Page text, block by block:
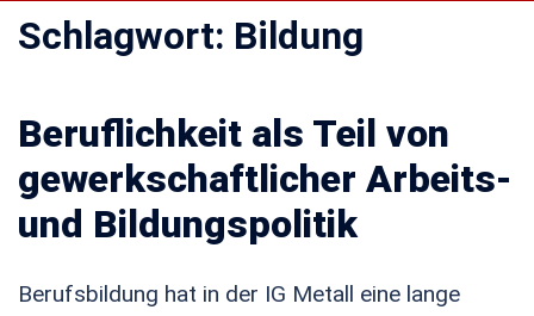
Schlagwort: Bildung
Beruflichkeit als Teil von
gewerkschaftlicher Arbeits-
und Bildungspolitik
Berufsbildung hat in der IG Metall eine lange